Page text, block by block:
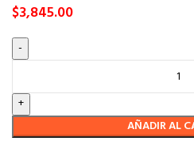
$3,845.00
AÑADIR AL